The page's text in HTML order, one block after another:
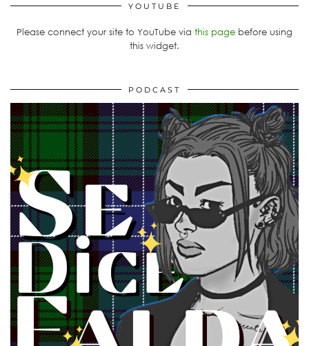
YOUTUBE
Please connect your site to YouTube via this page before using
this widget.
PODCAST